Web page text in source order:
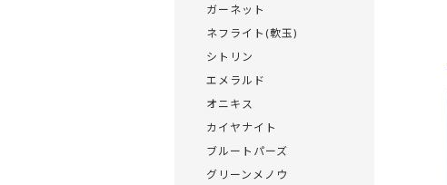
ガーネット
ネフライト(軟玉)
シトリン
エメラルド
オニキス
カイヤナイト
ブルートパーズ
グリーンメノウ